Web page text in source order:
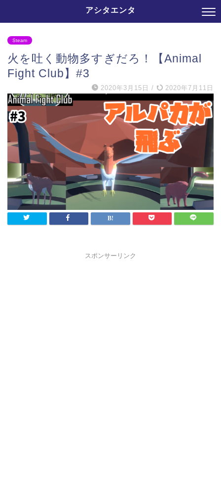
アシタエンタ
Steam
火を吐く動物多すぎだろ！【Animal
Fight Club】#3
2020年3月15日 / 2020年7月11日
スポンサーリンク